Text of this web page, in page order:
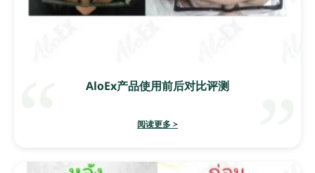
AloEx产品使用前后对比评测
阅读更多 >